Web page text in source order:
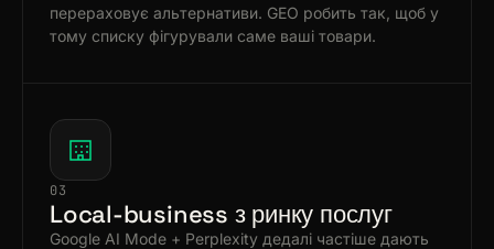
перераховує альтернативи. GEO робить так, щоб у
тому списку фігурували саме ваші товари.
03
Local-business з ринку послуг
Google AI Mode + Perplexity дедалі частіше дають